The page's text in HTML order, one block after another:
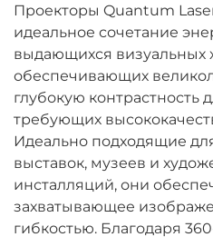
Проекторы Quantum
идеальное сочетание
выдающихся визуальных
обеспечивающих
глубокую контрастность
требующих
Идеально подходящие
выставок, музеев и
инсталляций, они
захватывающее
гибкостью. Благодаря